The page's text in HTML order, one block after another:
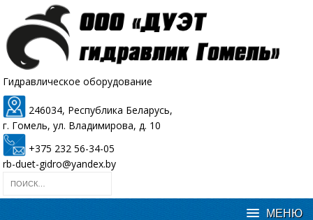
Гидравлическое оборудование
246034, Республика Беларусь,
г. Гомель, ул. Владимирова, д. 10
+375 232 56-34-05
rb-duet-gidro@yandex.by